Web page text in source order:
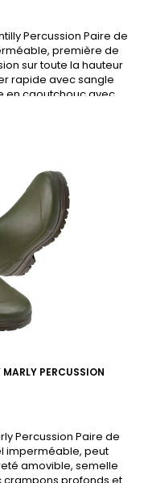
Percussion Paire de
première de
sur toute la hauteur
rapide avec sangle
en caoutchouc avec
acier anti-torsion,
MARLY PERCUSSION
Percussion Paire de
imperméable, peut
amovible, semelle
profonds et